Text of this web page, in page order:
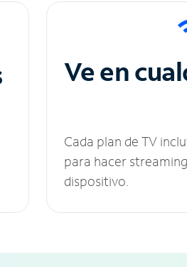
Ve en
Cada plan de TV
para hacer
dispositivo.